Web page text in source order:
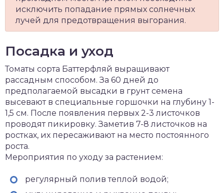
исключить попадание прямых солнечных
лучей для предотвращения выгорания.
Посадка и уход
Томаты сорта Баттерфляй выращивают
рассадным способом. За 60 дней до
предполагаемой высадки в грунт семена
высевают в специальные горшочки на глубину 1-
1,5 см. После появления первых 2-3 листочков
проводят пикировку. Заметив 7-8 листочков на
ростках, их пересаживают на место постоянного
роста.
Мероприятия по уходу за растением:
регулярный полив теплой водой;